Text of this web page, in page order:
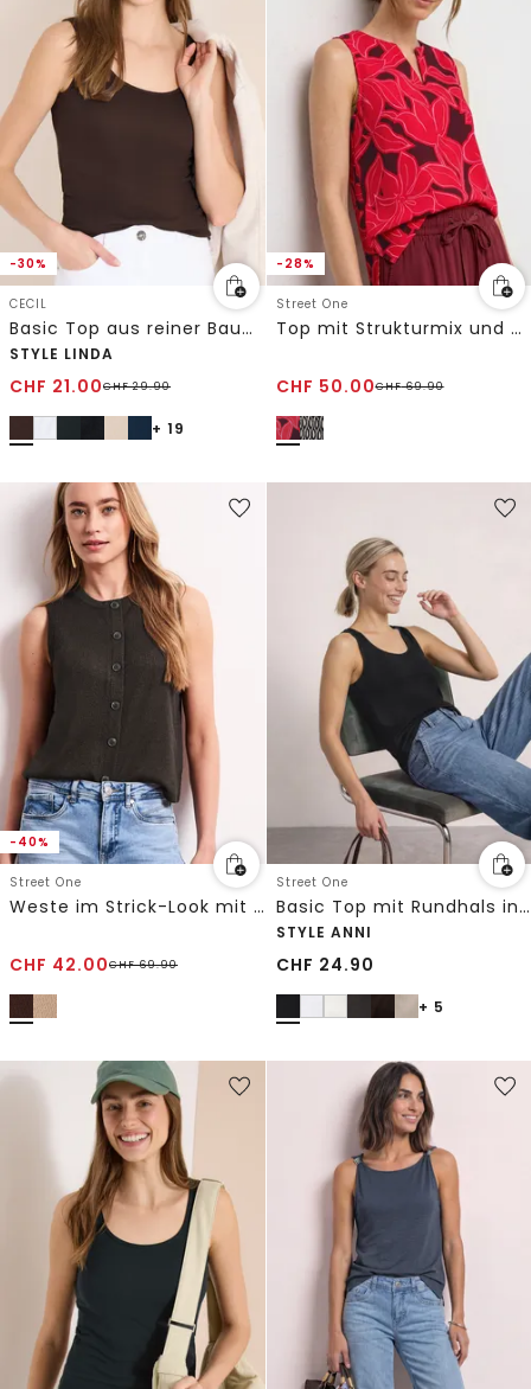
-30%
CECIL
Basic Top aus reiner Baumwolle
STYLE LINDA
CHF 21.00CHF29.90
+ 19
-28%
Street One
Top mit Strukturmix und Print
CHF 50.00CHF69.90
-40%
Street One
Weste im Strick-Look mit Glitzer
CHF 42.00CHF69.90
Street One
Basic Top mit Rundhals in Unifarbe
STYLE ANNI
CHF 24.90
+ 5